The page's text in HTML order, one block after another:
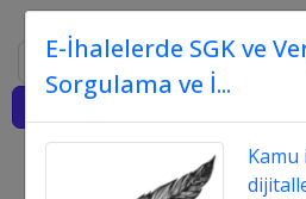
Ara
E-İhalelerde SGK ve
Sorgulama ve İ...
Kamu